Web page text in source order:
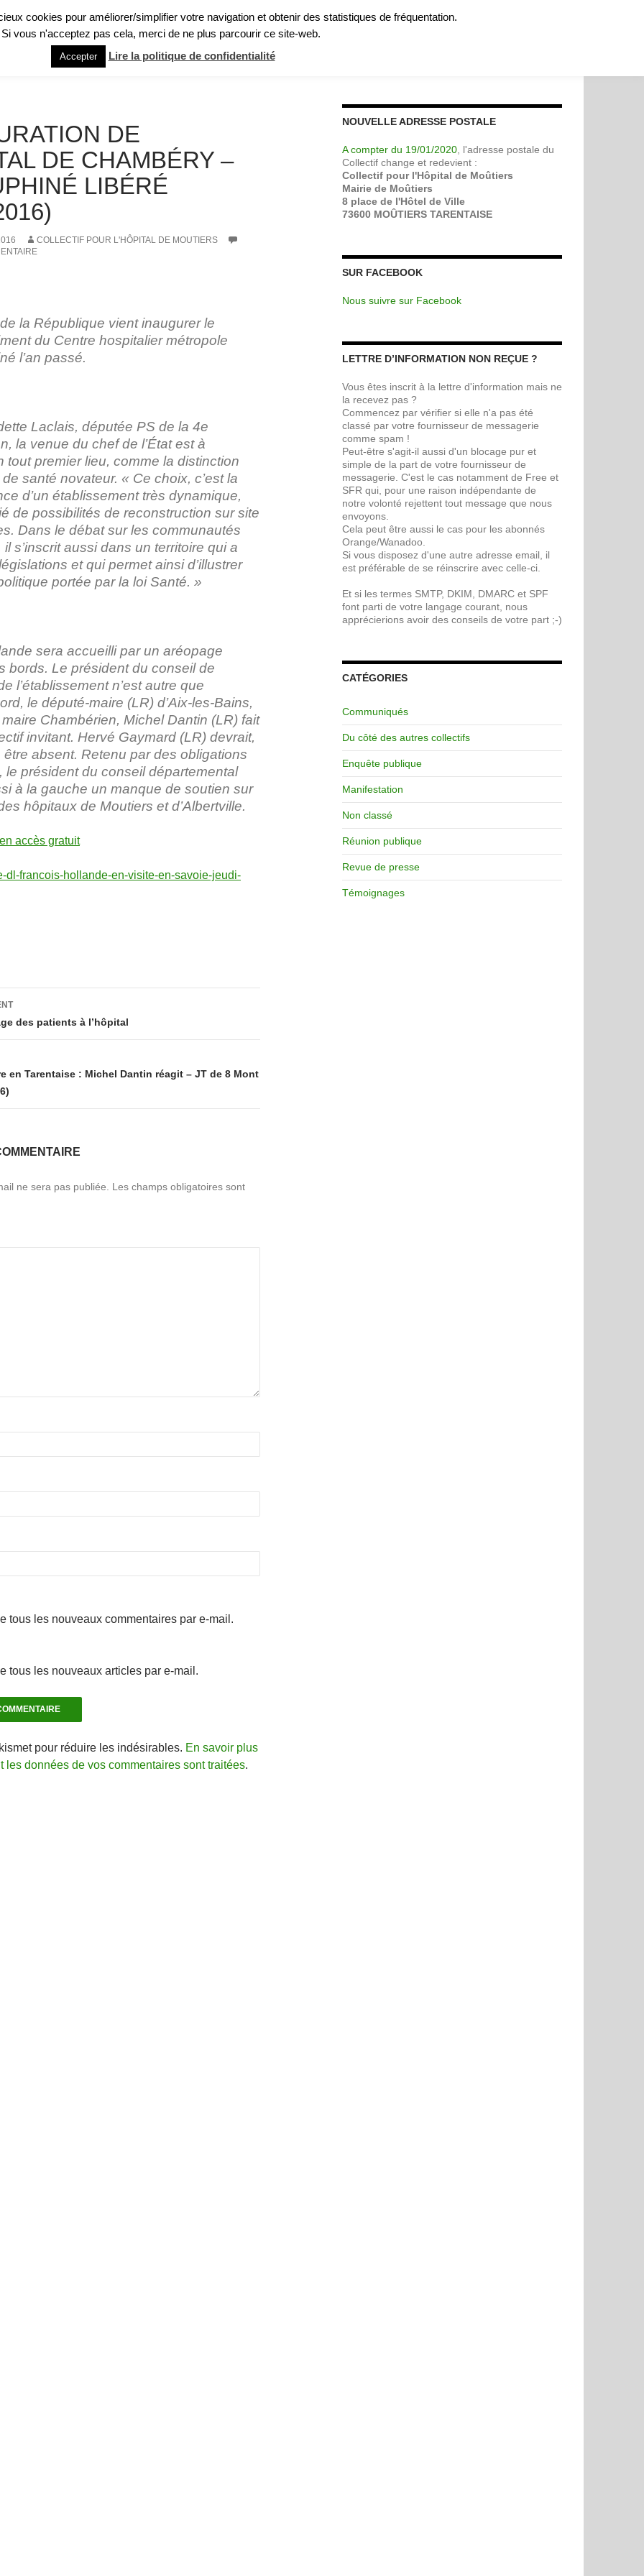
GHT : QU’EST-CE QUE C’EST ? PRÉSENTATION RAPIDE RECUEIL DE TÉMOIGNAGES
DE
DE CHAMBÉRY –
LIBÉRÉ
COLLECTIF POUR L'HÔPITAL DE MOUTIERS
la République vient inaugurer le
du Centre hospitalier métropole
l’an passé.
Laclais, députée PS de la 4e
la venue du chef de l’État est à
tout premier lieu, comme la distinction
de santé novateur. « Ce choix, c’est la
d’un établissement très dynamique,
de possibilités de reconstruction sur site
Dans le débat sur les communautés
s’inscrit aussi dans un territoire qui a
et qui permet ainsi d’illustrer
portée par la loi Santé. »
sera accueilli par un aréopage
bords. Le président du conseil de
l’établissement n’est autre que
le député-maire (LR) d’Aix-les-Bains,
Chambérien, Michel Dantin (LR) fait
invitant. Hervé Gaymard (LR) devrait,
absent. Retenu par des obligations
le président du conseil départemental
à la gauche un manque de soutien sur
hôpitaux de Moutiers et d’Albertville.
accès gratuit
des patients à l’hôpital
en Tarentaise : Michel Dantin réagit – JT de 8 Mont
ne sera pas publiée.
Les champs obligatoires sont
tous les nouveaux commentaires par e-mail.
tous les nouveaux articles par e-mail.
pour réduire les indésirables. En savoir plus
les données de vos commentaires sont traitées.
NOUVELLE ADRESSE POSTALE
A compter du 19/01/2020 , l'adresse postale du
Collectif change et redevient :
Collectif pour l'Hôpital de Moûtiers
Mairie de Moûtiers
8 place de l'Hôtel de Ville
73600 MOÛTIERS TARENTAISE
SUR FACEBOOK
Nous suivre sur Facebook
LETTRE D’INFORMATION NON REÇUE ?
Vous êtes inscrit à la lettre d'information mais ne
la recevez pas ?
Commencez par vérifier si elle n'a pas été
classé par votre fournisseur de messagerie
comme spam !
Peut-être s'agit-il aussi d'un blocage pur et
simple de la part de votre fournisseur de
messagerie. C'est le cas notamment de Free et
SFR qui, pour une raison indépendante de
notre volonté rejettent tout message que nous
envoyons.
Cela peut être aussi le cas pour les abonnés
Orange/Wanadoo.
Si vous disposez d'une autre adresse email, il
est préférable de se réinscrire avec celle-ci.
Et si les termes SMTP, DKIM, DMARC et SPF
font parti de votre langage courant, nous
apprécierions avoir des conseils de votre part ;-)
CATÉGORIES
Communiqués
Du côté des autres collectifs
Enquête publique
Manifestation
Non classé
Réunion publique
Revue de presse
Témoignages
cookies pour améliorer/simplifier votre navigation et obtenir des statistiques de fréquentation.
Si vous n'acceptez pas cela, merci de ne plus parcourir ce site-web.
Accepter Lire la politique de confidentialité